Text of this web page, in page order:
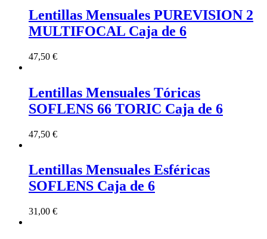
Lentillas Mensuales PUREVISION 2
MULTIFOCAL Caja de 6
47,50 €
Lentillas Mensuales Tóricas
SOFLENS 66 TORIC Caja de 6
47,50 €
Lentillas Mensuales Esféricas
SOFLENS Caja de 6
31,00 €